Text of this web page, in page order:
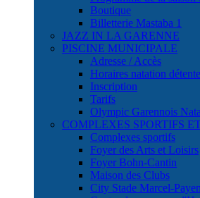
Boutique
Billetterie Mastaba 1
JAZZ IN LA GARENNE
PISCINE MUNICIPALE
Adresse / Accès
Horaires natation détente
Inscription
Tarifs
Olympic Garennois
COMPLEXES SPORTIFS
Complexes sportifs
Foyer des Arts et Loisirs
Foyer Bohn-Cantin
Maison des Clubs
City Stade Marcel-Payen